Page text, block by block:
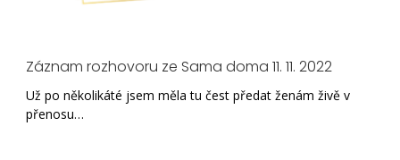
Záznam rozhovoru ze Sama doma 11. 11. 2022
Už po několikáté jsem měla tu čest předat ženám živě v
přenosu…